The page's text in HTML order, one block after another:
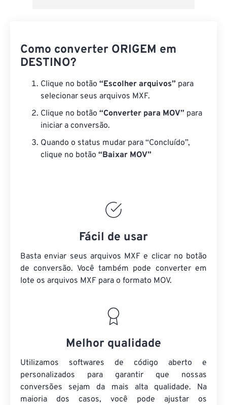
Como converter ORIGEM em
DESTINO?
Clique no botão “Escolher arquivos” para
selecionar seus arquivos MXF.
Clique no botão “Converter para MOV” para
iniciar a conversão.
Quando o status mudar para “Concluído”,
clique no botão “Baixar MOV”
Fácil de usar
Basta enviar seus arquivos MXF e clicar no botão
de conversão. Você também pode converter em
lote os arquivos MXF para o formato MOV.
Melhor qualidade
Utilizamos softwares de código aberto e
personalizados para garantir que nossas
conversões sejam da mais alta qualidade. Na
maioria dos casos, você pode ajustar os